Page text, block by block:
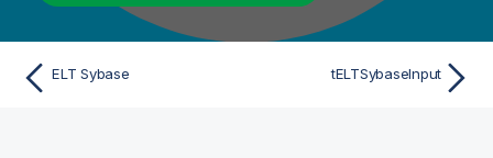
ELT Sybase tELTSybaseInput